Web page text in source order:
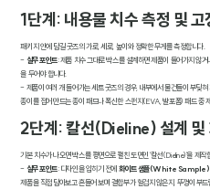
1단계: 내용물 치수 측정 및 고
패키지 안에 담길 굿즈의 가로, 세로, 높이와 정확한 무게를 측정합니다.
- 실무 포인트: 제품 치수 그대로 박스를 설계하면 제품이 들어가지 않
을 두어야 합니다.
- 제품이 여러 개 들어가는 세트 굿즈의 경우, 내부에서 물건들이 부딪혀
종이를 접어 만드는 종이 패드나 폭신한 스펀지(EVA, 발포폼) 패드 중
2단계: 칼선(Dieline) 설계 및
기본 치수가 나오면 박스를 평면으로 펼친 도면인 '칼선(Dieline)'을 제작
- 실무 포인트: 디자인을 입히기 전에 화이트 샘플(White Sample)
제품을 직접 담아보고 흔들어 보며 결합부가 헐겁지 않은지, 뚜껑이 부